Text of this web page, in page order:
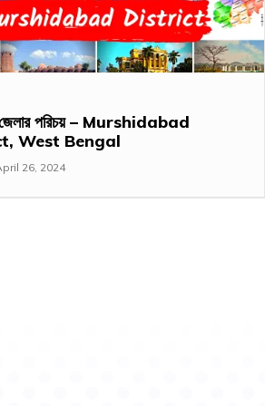
জেলার পরিচয় – Murshidabad
West Bengal
26, 2024